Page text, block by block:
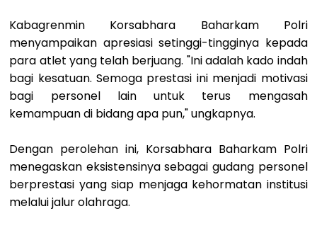
Kabagrenmin Korsabhara Baharkam Polri
menyampaikan apresiasi setinggi-tingginya kepada
para atlet yang telah berjuang. "Ini adalah kado indah
bagi kesatuan. Semoga prestasi ini menjadi motivasi
bagi personel lain untuk terus mengasah
kemampuan di bidang apa pun," ungkapnya.
Dengan perolehan ini, Korsabhara Baharkam Polri
menegaskan eksistensinya sebagai gudang personel
berprestasi yang siap menjaga kehormatan institusi
melalui jalur olahraga.